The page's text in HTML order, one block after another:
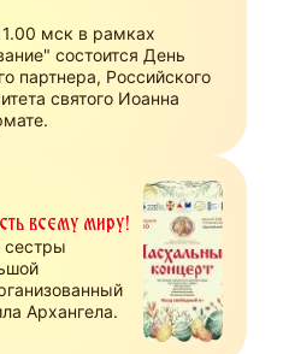
мск в рамках
состоится День
партнера, Российского
святого Иоанна
всему миру!
сестры
Архангела.